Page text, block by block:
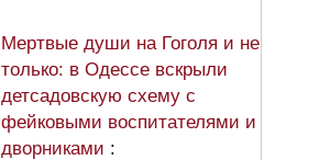
Мертвые души на Гоголя и не
только: в Одессе вскрыли
детсадовскую схему с
фейковыми воспитателями и
дворниками :